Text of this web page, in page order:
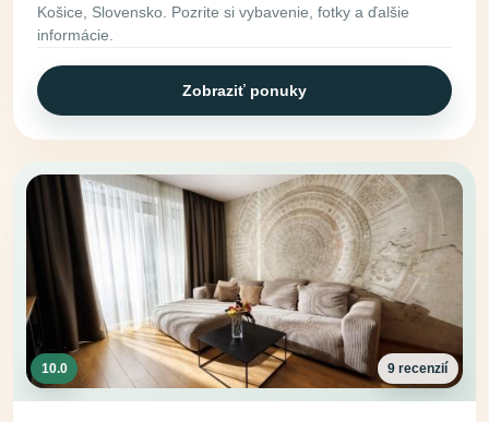
Košice, Slovensko. Pozrite si vybavenie, fotky a ďalšie
informácie.
Zobraziť ponuky
10.0 9 recenzií